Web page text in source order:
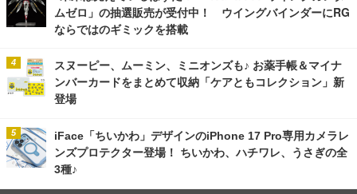
ムゼロ」の抽選販売が受付中！ ウイングバインダーにRG
ならではのギミックを搭載
スヌーピー、ムーミン、ミニオンズも♪ お薬手帳＆マイナ
ンバーカードをまとめて収納「ケアともコレクション」新
登場
iFace「ちいかわ」デザインのiPhone 17 Pro専用カメラレ
ンズプロテクター登場！ ちいかわ、ハチワレ、うさぎの全
3種♪